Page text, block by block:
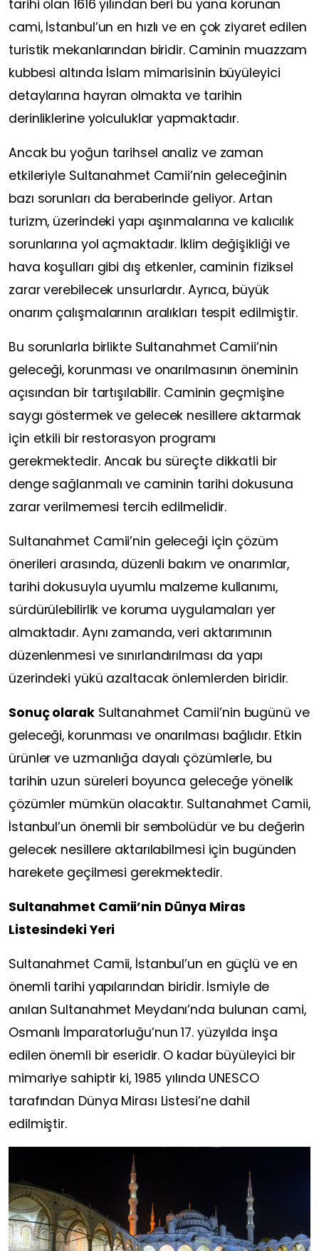
tarihi olan 1616 yılından beri bu yana korunan
cami, İstanbul’un en hızlı ve en çok ziyaret edilen
turistik mekanlarından biridir. Caminin muazzam
kubbesi altında İslam mimarisinin büyüleyici
detaylarına hayran olmakta ve tarihin
derinliklerine yolculuklar yapmaktadır.
Ancak bu yoğun tarihsel analiz ve zaman
etkileriyle Sultanahmet Camii’nin geleceğinin
bazı sorunları da beraberinde geliyor. Artan
turizm, üzerindeki yapı aşınmalarına ve kalıcılık
sorunlarına yol açmaktadır. İklim değişikliği ve
hava koşulları gibi dış etkenler, caminin fiziksel
zarar verebilecek unsurlardır. Ayrıca, büyük
onarım çalışmalarının aralıkları tespit edilmiştir.
Bu sorunlarla birlikte Sultanahmet Camii’nin
geleceği, korunması ve onarılmasının öneminin
açısından bir tartışılabilir. Caminin geçmişine
saygı göstermek ve gelecek nesillere aktarmak
için etkili bir restorasyon programı
gerekmektedir. Ancak bu süreçte dikkatli bir
denge sağlanmalı ve caminin tarihi dokusuna
zarar verilmemesi tercih edilmelidir.
Sultanahmet Camii’nin geleceği için çözüm
önerileri arasında, düzenli bakım ve onarımlar,
tarihi dokusuyla uyumlu malzeme kullanımı,
sürdürülebilirlik ve koruma uygulamaları yer
almaktadır. Aynı zamanda, veri aktarımının
düzenlenmesi ve sınırlandırılması da yapı
üzerindeki yükü azaltacak önlemlerden biridir.
Sonuç olarakSultanahmet Camii’nin bugünü ve
geleceği, korunması ve onarılması bağlıdır. Etkin
ürünler ve uzmanlığa dayalı çözümlerle, bu
tarihin uzun süreleri boyunca geleceğe yönelik
çözümler mümkün olacaktır. Sultanahmet Camii,
İstanbul’un önemli bir sembolüdür ve bu değerin
gelecek nesillere aktarılabilmesi için bugünden
harekete geçilmesi gerekmektedir.
Sultanahmet Camii’nin Dünya Miras
Listesindeki Yeri
Sultanahmet Camii, İstanbul’un en güçlü ve en
önemli tarihi yapılarından biridir. İsmiyle de
anılan Sultanahmet Meydanı’nda bulunan cami,
Osmanlı İmparatorluğu’nun 17. yüzyılda inşa
edilen önemli bir eseridir. O kadar büyüleyici bir
mimariye sahiptir ki, 1985 yılında UNESCO
tarafından Dünya Mirası Listesi’ne dahil
edilmiştir.